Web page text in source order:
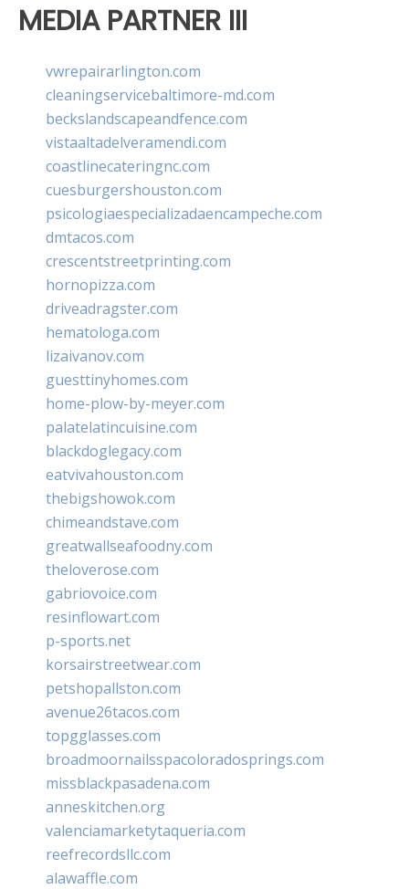
MEDIA PARTNER III
vwrepairarlington.com
cleaningservicebaltimore-md.com
beckslandscapeandfence.com
vistaaltadelveramendi.com
coastlinecateringnc.com
cuesburgershouston.com
psicologiaespecializadaencampeche.com
dmtacos.com
crescentstreetprinting.com
hornopizza.com
driveadragster.com
hematologa.com
lizaivanov.com
guesttinyhomes.com
home-plow-by-meyer.com
palatelatincuisine.com
blackdoglegacy.com
eatvivahouston.com
thebigshowok.com
chimeandstave.com
greatwallseafoodny.com
theloverose.com
gabriovoice.com
resinflowart.com
p-sports.net
korsairstreetwear.com
petshopallston.com
avenue26tacos.com
topgglasses.com
broadmoornailsspacoloradosprings.com
missblackpasadena.com
anneskitchen.org
valenciamarketytaqueria.com
reefrecordsllc.com
alawaffle.com